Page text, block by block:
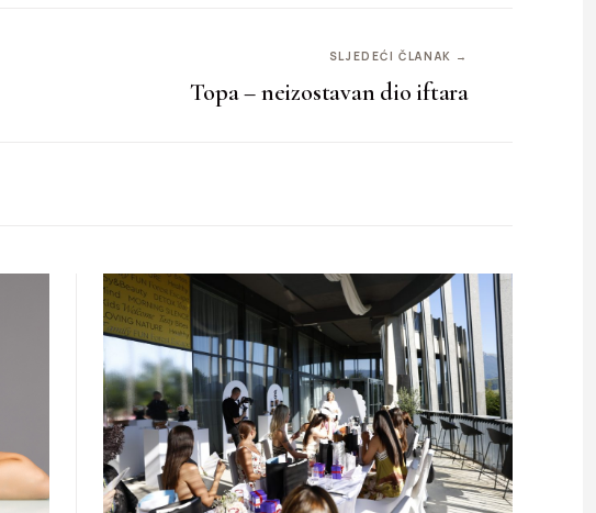
SLJEDEĆI ČLANAK →
Topa – neizostavan dio iftara